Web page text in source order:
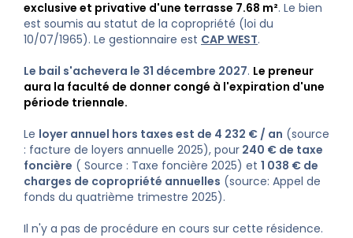
exclusive et privative d'une terrasse 7.68 m². Le bien
est soumis au statut de la copropriété (loi du
10/07/1965). Le gestionnaire est CAP WEST.
Le bail s'achevera le 31 décembre 2027. Le preneur
aura la faculté de donner congé à l'expiration d'une
période triennale.
Le loyer annuel hors taxes est de 4 232 € / an (source
: facture de loyers annuelle 2025), pour 240 € de taxe
foncière ( Source : Taxe foncière 2025) et 1 038 € de
charges de copropriété annuelles (source: Appel de
fonds du quatrième trimestre 2025).
Il n'y a pas de procédure en cours sur cette résidence.